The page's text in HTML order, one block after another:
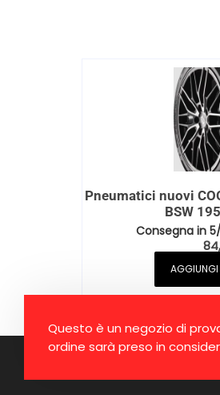
Questo è un negozio di
ordine sarà preso in
Pneumatici nuovi
BSW
Consegna in
AGGIUNGI
Copyright © 2026,